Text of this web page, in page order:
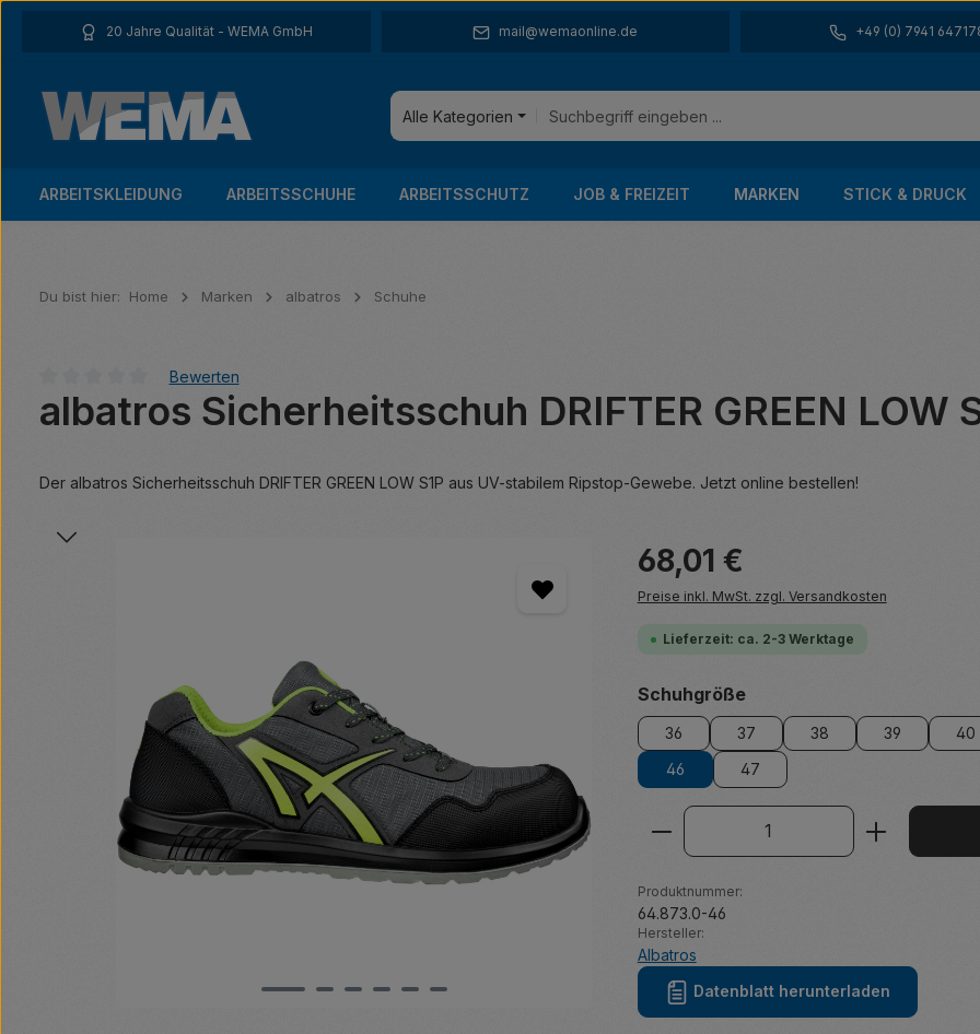
Hauptinhalt springen
Zur Suche springen
Zur Hauptnavigation springen
20 Jahre Qualität - WEMA GmbH mail@wemaonline.de +49 (0) 7941
Alle Kategorien
ARBEITSKLEIDUNG ARBEITSSCHUHE ARBEITSSCHUTZ JOB & FREIZEIT MARKEN STICK & DRUCK
Du bist hier: Home Marken albatros Schuhe
Durchschnittliche Bewertung von 0 von 5 Sternen
Bewerten
albatros Sicherheitsschuh DRIFTER GREEN LOW
Der albatros Sicherheitsschuh DRIFTER GREEN LOW S1P aus UV-stabilem Ripstop-Gewebe. Jetzt online bestellen!
Bildergalerie überspringen Regulärer Preis:
68,01 €
Preise inkl. MwSt. zzgl. Versandkosten
Lieferzeit: ca. 2-3 Werktage
Schuhgrößeauswählen
36 37 38 39 40
46
47
Produkt Anzahl: Gib den
Produktnummer:
64.873.0-46
Hersteller:
Albatros
Datenblatt herunterladen